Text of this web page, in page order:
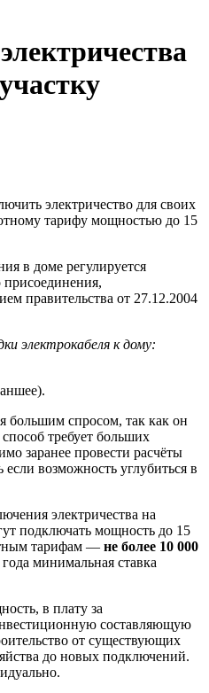
электричество для своих
тарифу мощностью до 15
в доме регулируется
присоединения,
правительства от 27.12.2004
электрокабеля к дому:
большим спросом, так как он
требует больших
заранее провести расчёты
возможность углубиться в
электричества на
подключать мощность до 15
тарифам — не более 10 000
минимальная ставка
в плату за
составляющую
от существующих
до новых подключений.